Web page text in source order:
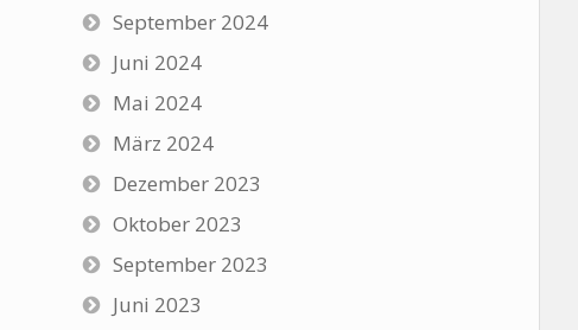
September 2024
Juni 2024
Mai 2024
März 2024
Dezember 2023
Oktober 2023
September 2023
Juni 2023